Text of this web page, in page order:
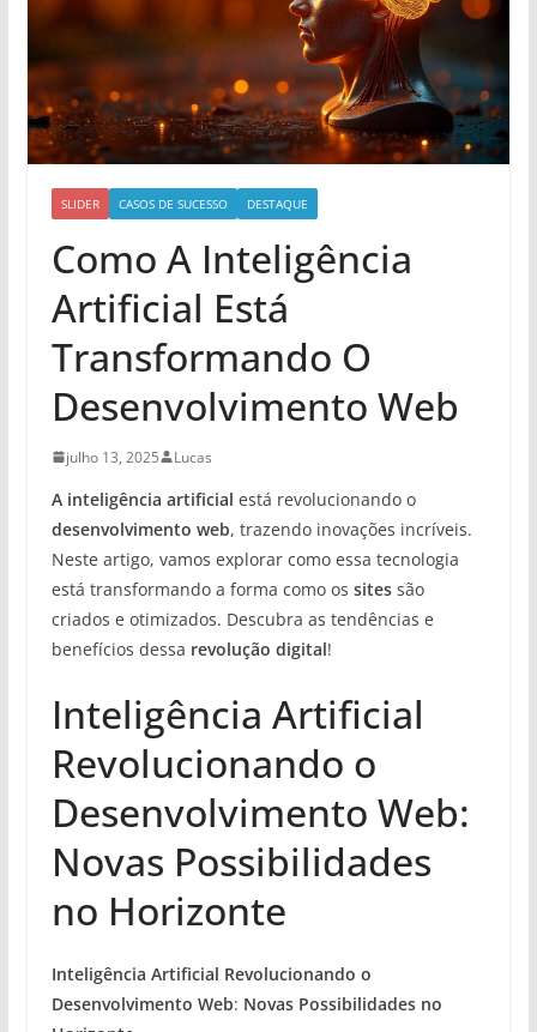
SLIDER CASOS DE SUCESSO DESTAQUE
Como A Inteligência
Artificial Está
Transformando O
Desenvolvimento Web
julho 13, 2025 Lucas
A inteligência artificial está revolucionando o
desenvolvimento web, trazendo inovações incríveis.
Neste artigo, vamos explorar como essa tecnologia
está transformando a forma como os sitessão
criados e otimizados. Descubra as tendências e
benefícios dessa revolução digital!
Inteligência Artificial
Revolucionando o
Desenvolvimento Web:
Novas Possibilidades
no Horizonte
Inteligência Artificial Revolucionando o
Desenvolvimento Web: Novas Possibilidades no